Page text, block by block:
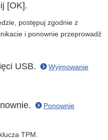
[OK].
postępuj zgodnie z
i ponownie przeprowadź
USB.
Wyjmowanie
Ponownie
TPM.